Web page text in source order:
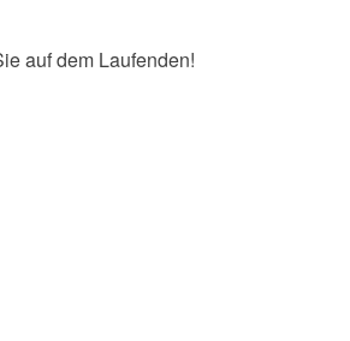
auf dem Laufenden!